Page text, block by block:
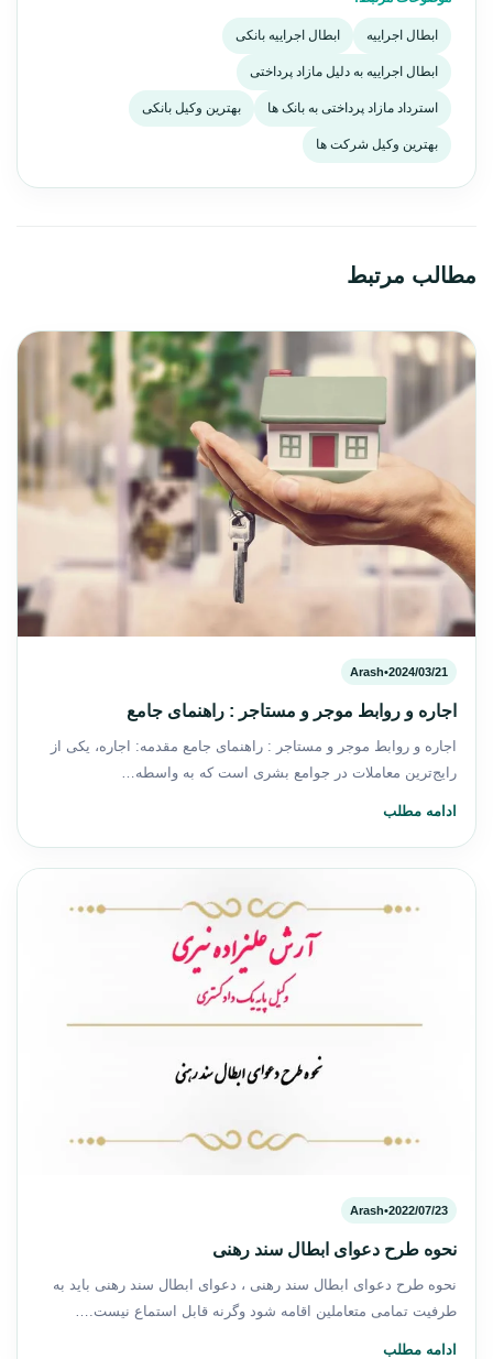
ابطال اجراییه ابطال اجراییه بانکی
ابطال اجراییه به دلیل مازاد پرداختی
استرداد مازاد پرداختی به بانک ها بهترین وکیل بانکی
بهترین وکیل شرکت ها
مطالب مرتبط
2024/03/21
•
Arash
اجاره و روابط موجر و مستاجر : راهنمای جامع
اجاره و روابط موجر و مستاجر : راهنمای جامع مقدمه: اجاره، یکی از
رایج‌ترین معاملات در جوامع بشری است که به واسطه…
ادامه مطلب
2022/07/23
•
Arash
نحوه طرح دعوای ابطال سند رهنی
نحوه طرح دعوای ابطال سند رهنی ، دعوای ابطال سند رهنی باید به
طرفیت تمامی متعاملین اقامه شود وگرنه قابل استماع نیست.…
ادامه مطلب